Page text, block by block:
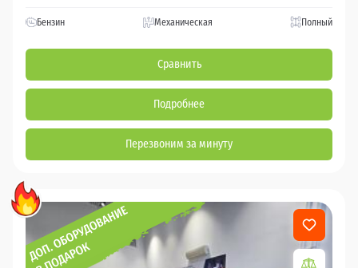
Бензин Механическая Полный
Сравнить
Подробнее
Перезвоним за минуту